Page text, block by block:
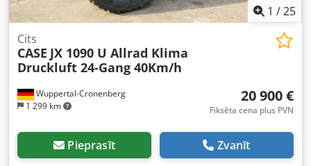
1 /25
Wuppertal-Cronenberg
1 299 km
Cits
CASE JX 1090 U Allrad Klima
Druckluft 24-Gang 40Km/h
20 900 €
Fiksēta cena plus PVN
Pieprasīt Zvanīt